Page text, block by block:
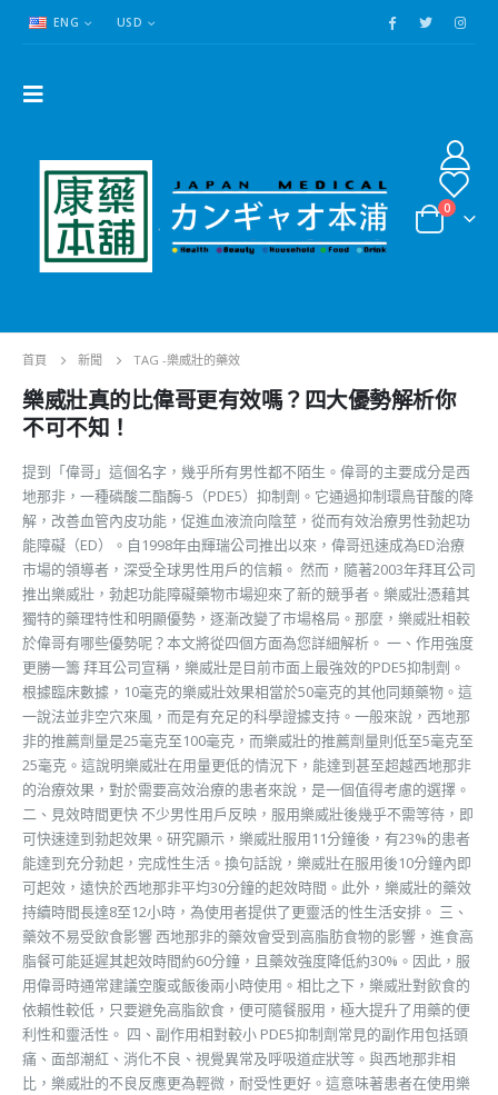
ENG USD
0
首頁 新聞 TAG -樂威壯的藥效
樂威壯真的比偉哥更有效嗎？四大優勢解析你
不可不知！
提到「偉哥」這個名字，幾乎所有男性都不陌生。偉哥的主要成分是西
地那非，一種磷酸二酯酶-5（PDE5）抑制劑。它通過抑制環鳥苷酸的降
解，改善血管內皮功能，促進血液流向陰莖，從而有效治療男性勃起功
能障礙（ED）。自1998年由輝瑞公司推出以來，偉哥迅速成為ED治療
市場的領導者，深受全球男性用戶的信賴。 然而，隨著2003年拜耳公司
推出樂威壯，勃起功能障礙藥物市場迎來了新的競爭者。樂威壯憑藉其
獨特的藥理特性和明顯優勢，逐漸改變了市場格局。那麼，樂威壯相較
於偉哥有哪些優勢呢？本文將從四個方面為您詳細解析。 一、作用強度
更勝一籌 拜耳公司宣稱，樂威壯是目前市面上最強效的PDE5抑制劑。
根據臨床數據，10毫克的樂威壯效果相當於50毫克的其他同類藥物。這
一說法並非空穴來風，而是有充足的科學證據支持。一般來說，西地那
非的推薦劑量是25毫克至100毫克，而樂威壯的推薦劑量則低至5毫克至
25毫克。這說明樂威壯在用量更低的情況下，能達到甚至超越西地那非
的治療效果，對於需要高效治療的患者來說，是一個值得考慮的選擇。
二、見效時間更快 不少男性用戶反映，服用樂威壯後幾乎不需等待，即
可快速達到勃起效果。研究顯示，樂威壯服用11分鐘後，有23%的患者
能達到充分勃起，完成性生活。換句話說，樂威壯在服用後10分鐘內即
可起效，遠快於西地那非平均30分鐘的起效時間。此外，樂威壯的藥效
持續時間長達8至12小時，為使用者提供了更靈活的性生活安排。 三、
藥效不易受飲食影響 西地那非的藥效會受到高脂肪食物的影響，進食高
脂餐可能延遲其起效時間約60分鐘，且藥效強度降低約30%。因此，服
用偉哥時通常建議空腹或飯後兩小時使用。相比之下，樂威壯對飲食的
依賴性較低，只要避免高脂飲食，便可隨餐服用，極大提升了用藥的便
利性和靈活性。 四、副作用相對較小 PDE5抑制劑常見的副作用包括頭
痛、面部潮紅、消化不良、視覺異常及呼吸道症狀等。與西地那非相
比，樂威壯的不良反應更為輕微，耐受性更好。這意味著患者在使用樂